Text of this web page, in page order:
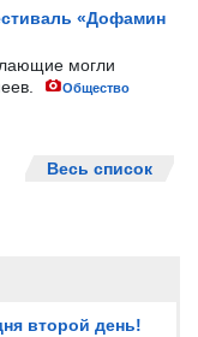
второй день!
«Дофамин
могли
Общество
Весь список